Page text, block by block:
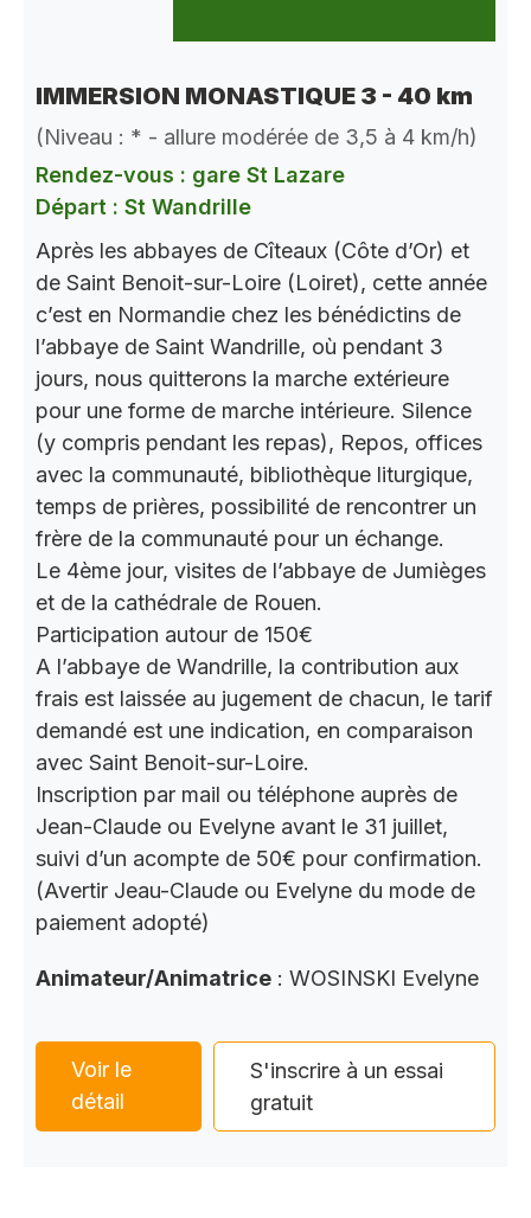
IMMERSION MONASTIQUE 3 - 40 km
(Niveau : * - allure modérée de 3,5 à 4 km/h)
Rendez-vous : gare St Lazare
Départ : St Wandrille
Après les abbayes de Cîteaux (Côte d’Or) et
de Saint Benoit-sur-Loire (Loiret), cette année
c’est en Normandie chez les bénédictins de
l’abbaye de Saint Wandrille, où pendant 3
jours, nous quitterons la marche extérieure
pour une forme de marche intérieure. Silence
(y compris pendant les repas), Repos, offices
avec la communauté, bibliothèque liturgique,
temps de prières, possibilité de rencontrer un
frère de la communauté pour un échange.
Le 4ème jour, visites de l’abbaye de Jumièges
et de la cathédrale de Rouen.
Participation autour de 150€
A l’abbaye de Wandrille, la contribution aux
frais est laissée au jugement de chacun, le tarif
demandé est une indication, en comparaison
avec Saint Benoit-sur-Loire.
Inscription par mail ou téléphone auprès de
Jean-Claude ou Evelyne avant le 31 juillet,
suivi d’un acompte de 50€ pour confirmation.
(Avertir Jeau-Claude ou Evelyne du mode de
paiement adopté)
Animateur/Animatrice : WOSINSKI Evelyne
Voir le
détail
S'inscrire à un essai
gratuit